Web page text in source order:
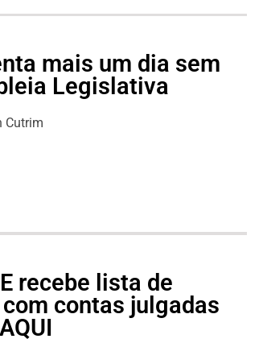
mais um dia sem
Legislativa
Cutrim
recebe lista de
contas julgadas